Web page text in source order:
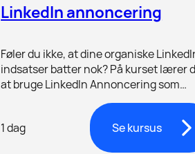
LinkedIn annoncering
Føler du ikke, at dine organiske
indsatser batter nok? På kurset lærer
at bruge LinkedIn Annoncering som
løftestang til bedre resultater.
1 dag
Se kursus